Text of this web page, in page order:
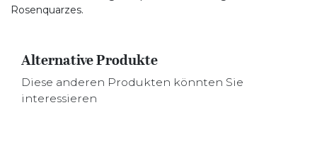
Rosenquarzes.
Alternative Produkte
Diese anderen Produkten könnten Sie
interessieren